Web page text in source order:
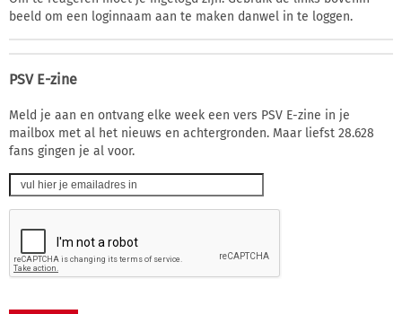
beeld om een loginnaam aan te maken danwel in te loggen.
PSV E-zine
Meld je aan en ontvang elke week een vers PSV E-zine in je
mailbox met al het nieuws en achtergronden. Maar liefst 28.628
fans gingen je al voor.